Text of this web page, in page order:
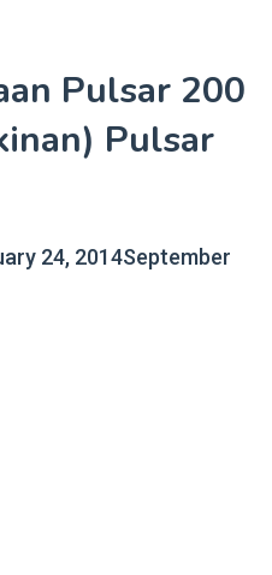
Pulsar 200
Pulsar
24, 2014September